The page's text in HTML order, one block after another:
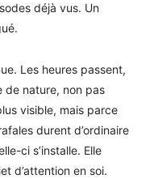
déjà vus. Un
Les heures passent,
de nature, non pas
visible, mais parce
durent d’ordinaire
ci s’installe. Elle
d’attention en soi.